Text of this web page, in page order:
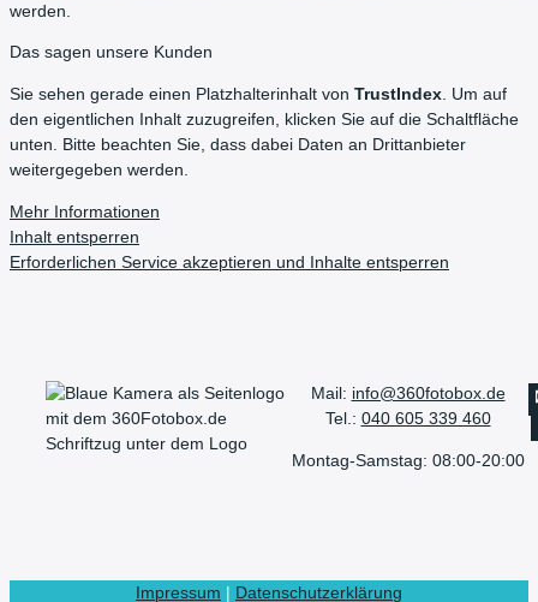
werden.
Das sagen unsere Kunden
Sie sehen gerade einen Platzhalterinhalt von TrustIndex . Um auf
den eigentlichen Inhalt zuzugreifen, klicken Sie auf die Schaltfläche
unten. Bitte beachten Sie, dass dabei Daten an Drittanbieter
weitergegeben werden.
Mehr Informationen
Inhalt entsperren
Erforderlichen Service akzeptieren und Inhalte entsperren
Mail: info@360fotobox.de
Tel.: 040 605 339 460
Montag-Samstag: 08:00-20:00
Impressum | Datenschutzerklärung